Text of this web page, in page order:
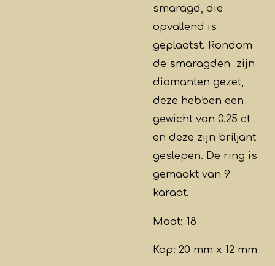
smaragd, die
opvallend is
geplaatst. Rondom
de smaragden zijn
diamanten gezet,
deze hebben een
gewicht van 0.25 ct
en deze zijn briljant
geslepen. De ring is
gemaakt van 9
karaat.
Maat: 18
Kop: 20 mm x 12 mm